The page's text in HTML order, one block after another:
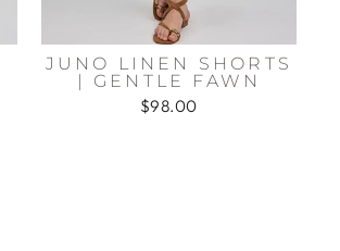
JUNO LINEN SHORTS
| GENTLE FAWN
$98.00